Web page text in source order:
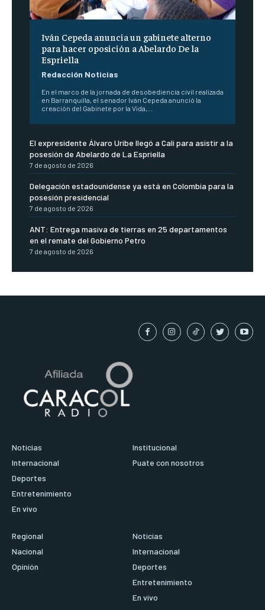
Iván Cepeda anuncia un gabinete alterno
para hacer oposición a Abelardo De la
Espriella
Redacción Noticias
En el marco de la jornada de desobediencia civil realizada
en Barranquilla, el senador Iván Cepeda anunció la
creación del Gabinete por la Vida,...
El expresidente Álvaro Uribe llegó a Cali para asistir a la
posesión de Abelardo de La Espriella
7 de agosto de 2026
Delegación estadounidense ya está en Colombia para la
posesión presidencial
7 de agosto de 2026
ANT: Entrega masiva de tierras en 25 departamentos
en el remate del Gobierno Petro
7 de agosto de 2026
Noticias
Internacional
Deportes
Entretenimiento
En vivo
Institucional
Puate con nosotros
Regional
Nacional
Opinión
Noticias
Internacional
Deportes
Entretenimiento
En vivo